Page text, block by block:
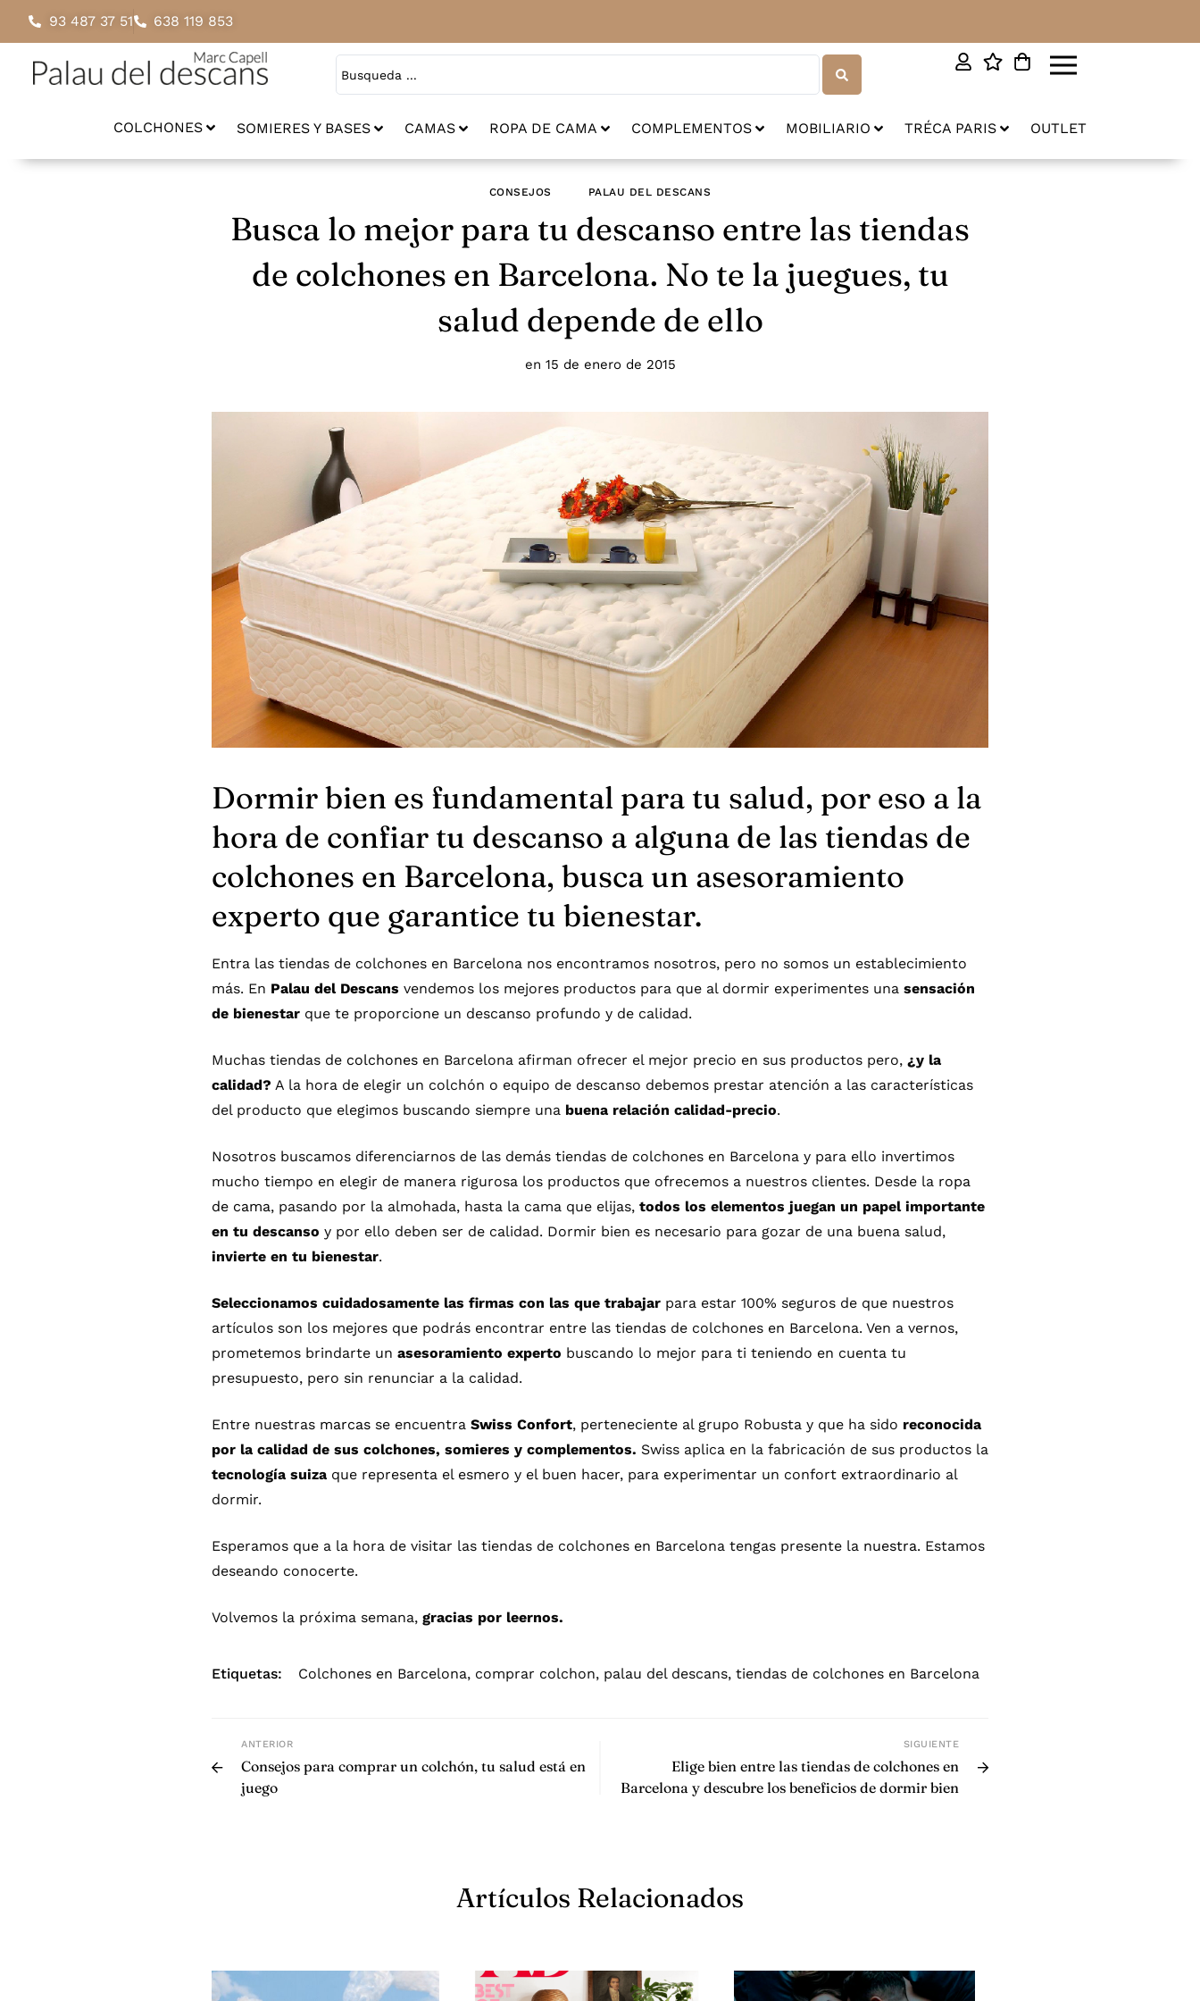
93 487 37 51 638 119 853
COLCHONES SOMIERES Y BASES CAMAS ROPA DE CAMA COMPLEMENTOS MOBILIARIO TRÉCA PARIS OUTLET
CONSEJOS PALAU DEL DESCANS
Busca lo mejor para tu descanso entre las tiendas
de colchones en Barcelona. No te la juegues, tu
salud depende de ello
en 15 de enero de 2015
Dormir bien es fundamental para tu salud, por eso a la
hora de confiar tu descanso a alguna de las tiendas de
colchones en Barcelona, busca un asesoramiento
experto que garantice tu bienestar.
Entra las tiendas de colchones en Barcelona nos encontramos nosotros, pero no somos un establecimiento
más. En Palau del Descans vendemos los mejores productos para que al dormir experimentes una sensación
de bienestar que te proporcione un descanso profundo y de calidad.
Muchas tiendas de colchones en Barcelona afirman ofrecer el mejor precio en sus productos pero, ¿y la
calidad? A la hora de elegir un colchón o equipo de descanso debemos prestar atención a las características
del producto que elegimos buscando siempre una buena relación calidad-precio.
Nosotros buscamos diferenciarnos de las demás tiendas de colchones en Barcelona y para ello invertimos
mucho tiempo en elegir de manera rigurosa los productos que ofrecemos a nuestros clientes. Desde la ropa
de cama, pasando por la almohada, hasta la cama que elijas, todos los elementos juegan un papel importante
en tu descanso y por ello deben ser de calidad. Dormir bien es necesario para gozar de una buena salud,
invierte en tu bienestar.
Seleccionamos cuidadosamente las firmas con las que trabajar para estar 100% seguros de que nuestros
artículos son los mejores que podrás encontrar entre las tiendas de colchones en Barcelona. Ven a vernos,
prometemos brindarte un asesoramiento experto buscando lo mejor para ti teniendo en cuenta tu
presupuesto, pero sin renunciar a la calidad.
Entre nuestras marcas se encuentra Swiss Confort, perteneciente al grupo Robusta y que ha sido reconocida
por la calidad de sus colchones, somieres y complementos. Swiss aplica en la fabricación de sus productos la
tecnología suiza que representa el esmero y el buen hacer, para experimentar un confort extraordinario al
dormir.
Esperamos que a la hora de visitar las tiendas de colchones en Barcelona tengas presente la nuestra. Estamos
deseando conocerte.
Volvemos la próxima semana, gracias por leernos.
Etiquetas: Colchones en Barcelona, comprar colchon, palau del descans, tiendas de colchones en Barcelona
ANTERIOR
Consejos para comprar un colchón, tu salud está en
juego
SIGUIENTE
Elige bien entre las tiendas de colchones en
Barcelona y descubre los beneficios de dormir bien
Artículos Relacionados